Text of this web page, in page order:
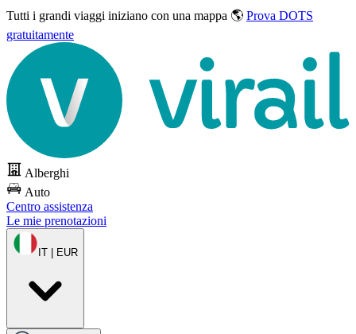
Tutti i grandi viaggi iniziano con una mappa 🌎 Prova DOTS
gratuitamente
Alberghi
Auto
Centro assistenza
Le mie prenotazioni
IT | EUR